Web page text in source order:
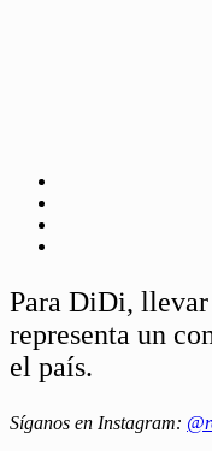
Para DiDi, llevar
representa un
el país.
Síganos en Instagram: